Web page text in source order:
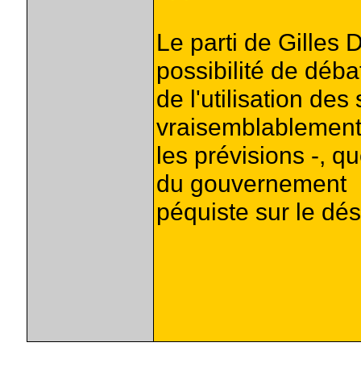
Le parti de Gilles
possibilité de
de l'utilisation des
vraisemblablement
les prévisions -,
du gouvernement
péquiste sur le